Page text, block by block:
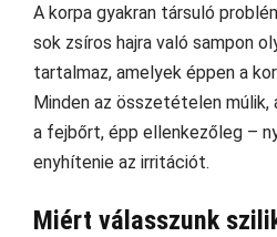
A korpa gyakran társuló
sok zsíros hajra való sampon
tartalmaz, amelyek éppen a
Minden az összetételen múlik,
a fejbőrt, épp ellenkezőleg –
enyhítenie az irritációt.
Miért válasszunk